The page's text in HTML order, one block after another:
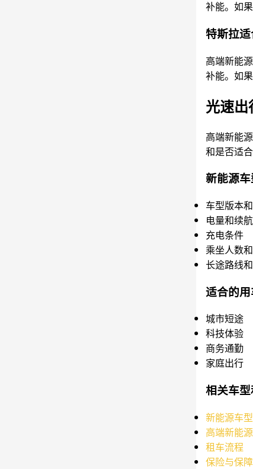
补能。如
特斯拉
高端新能
补能。如
光速出
高端新能
和是否适
新能源
车型版本
电量和续航
充电条件
乘坐人数
长途路线
适合的
城市短途
科技体验
商务通勤
家庭出行
相关车
新能源车
高端新能
租车流程
保险与保障